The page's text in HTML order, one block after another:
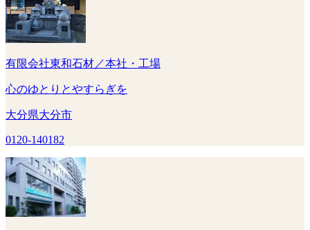
有限会社東和石材／本社・工場
心のゆとりとやすらぎを
大分県大分市
0120-140182